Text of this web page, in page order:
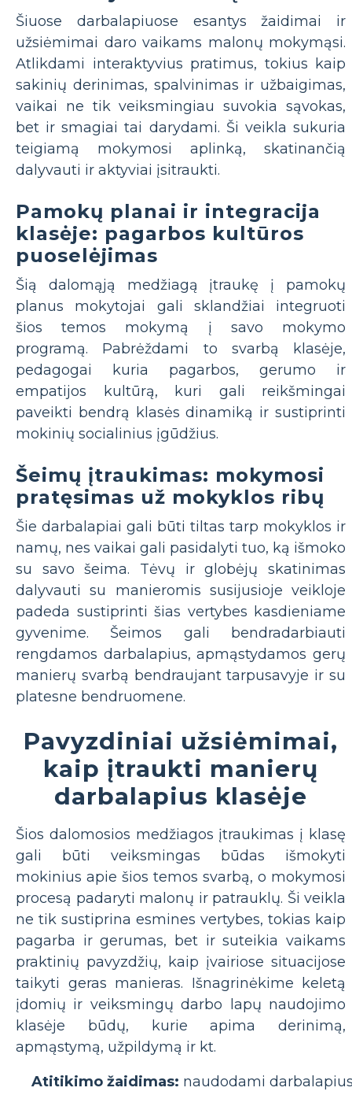
Šiuose darbalapiuose esantys žaidimai ir
užsiėmimai daro vaikams malonų mokymąsi.
Atlikdami interaktyvius pratimus, tokius kaip
sakinių derinimas, spalvinimas ir užbaigimas,
vaikai ne tik veiksmingiau suvokia sąvokas,
bet ir smagiai tai darydami. Ši veikla sukuria
teigiamą mokymosi aplinką, skatinančią
dalyvauti ir aktyviai įsitraukti.
Pamokų planai ir integracija
klasėje: pagarbos kultūros
puoselėjimas
Šią dalomąją medžiagą įtraukę į pamokų
planus mokytojai gali sklandžiai integruoti
šios temos mokymą į savo mokymo
programą. Pabrėždami to svarbą klasėje,
pedagogai kuria pagarbos, gerumo ir
empatijos kultūrą, kuri gali reikšmingai
paveikti bendrą klasės dinamiką ir sustiprinti
mokinių socialinius įgūdžius.
Šeimų įtraukimas: mokymosi
pratęsimas už mokyklos ribų
Šie darbalapiai gali būti tiltas tarp mokyklos ir
namų, nes vaikai gali pasidalyti tuo, ką išmoko
su savo šeima. Tėvų ir globėjų skatinimas
dalyvauti su manieromis susijusioje veikloje
padeda sustiprinti šias vertybes kasdieniame
gyvenime. Šeimos gali bendradarbiauti
rengdamos darbalapius, apmąstydamos gerų
manierų svarbą bendraujant tarpusavyje ir su
platesne bendruomene.
Pavyzdiniai užsiėmimai,
kaip įtraukti manierų
darbalapius klasėje
Šios dalomosios medžiagos įtraukimas į klasę
gali būti veiksmingas būdas išmokyti
mokinius apie šios temos svarbą, o mokymosi
procesą padaryti malonų ir patrauklų. Ši veikla
ne tik sustiprina esmines vertybes, tokias kaip
pagarba ir gerumas, bet ir suteikia vaikams
praktinių pavyzdžių, kaip įvairiose situacijose
taikyti geras manieras. Išnagrinėkime keletą
įdomių ir veiksmingų darbo lapų naudojimo
klasėje būdų, kurie apima derinimą,
apmąstymą, užpildymą ir kt.
Atitikimo žaidimas: naudodami